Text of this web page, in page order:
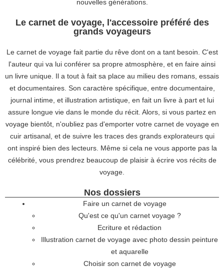
nouvelles générations.
Le carnet de voyage, l'accessoire préféré des
grands voyageurs
Le carnet de voyage fait partie du rêve dont on a tant besoin. C'est
l'auteur qui va lui conférer sa propre atmosphère, et en faire ainsi
un livre unique. Il a tout à fait sa place au milieu des romans, essais
et documentaires. Son caractère spécifique, entre documentaire,
journal intime, et illustration artistique, en fait un livre à part et lui
assure longue vie dans le monde du récit. Alors, si vous partez en
voyage bientôt, n'oubliez pas d'emporter votre carnet de voyage en
cuir artisanal, et de suivre les traces des grands explorateurs qui
ont inspiré bien des lecteurs. Même si cela ne vous apporte pas la
célébrité, vous prendrez beaucoup de plaisir à écrire vos récits de
voyage.
Nos dossiers
Faire un carnet de voyage
Qu'est ce qu'un carnet voyage ?
Ecriture et rédaction
Illustration carnet de voyage avec photo dessin peinture
et aquarelle
Choisir son carnet de voyage